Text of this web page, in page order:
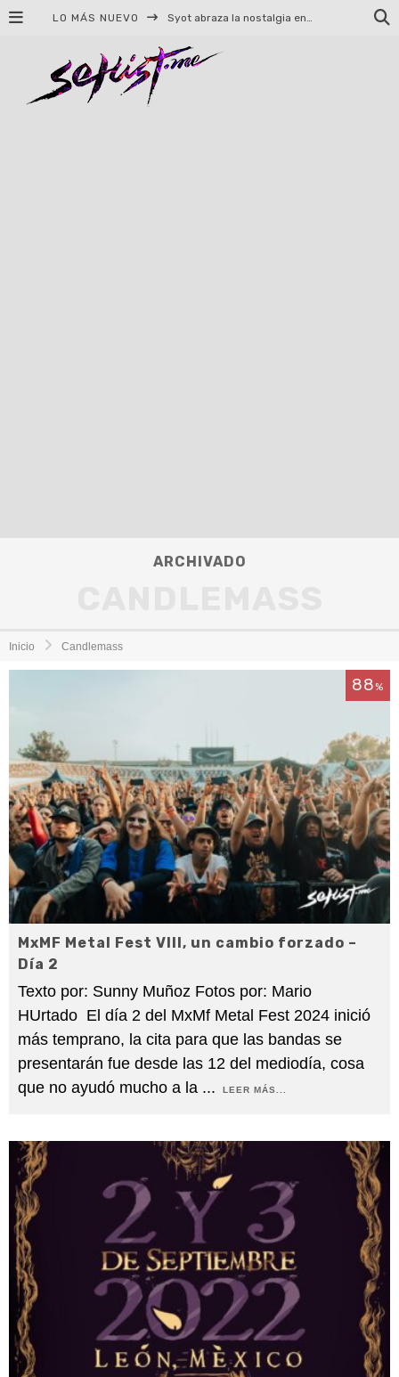
LO MÁS NUEVO Syot abraza la nostalgia en «Blame», el primer adelanto de su EP debut
ARCHIVADO
Inicio Candlemass
88 %
MxMF Metal Fest VIII, un cambio forzado –
Día 2
Texto por: Sunny Muñoz Fotos por: Mario
HUrtado El día 2 del MxMf Metal Fest 2024 inició
más temprano, la cita para que las bandas se
presentarán fue desde las 12 del mediodía, cosa
que no ayudó mucho a la ... LEER MÁS...